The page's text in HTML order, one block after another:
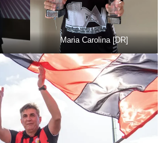
Maria Carolina [DR]